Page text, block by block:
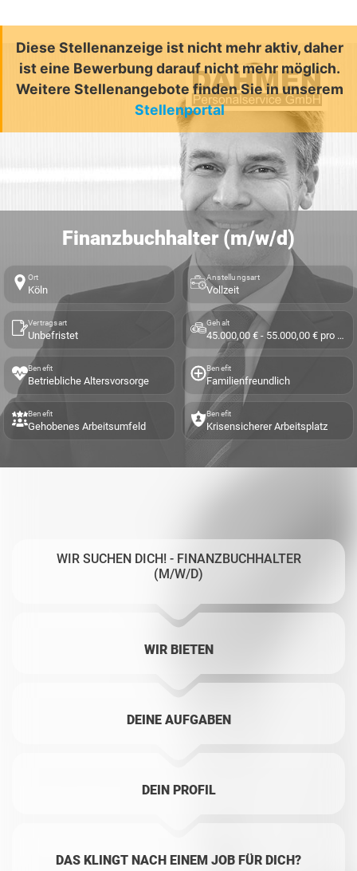
Diese Stellenanzeige ist nicht mehr aktiv, daher
ist eine Bewerbung darauf nicht mehr möglich.
Weitere Stellenangebote finden Sie in unserem
Stellenportal
Finanzbuchhalter (m/w/d)
Ort
Köln
Anstellungsart
Vollzeit
Vertragsart
Unbefristet
Gehalt
45.000,00 € - 55.000,00 € pro Jahr
Benefit
Betriebliche Altersvorsorge
Benefit
Familienfreundlich
Benefit
Gehobenes Arbeitsumfeld
Benefit
Krisensicherer Arbeitsplatz
WIR SUCHEN DICH! - FINANZBUCHHALTER
(M/W/D)
WIR BIETEN
DEINE AUFGABEN
DEIN PROFIL
DAS KLINGT NACH EINEM JOB FÜR DICH?